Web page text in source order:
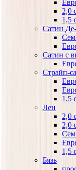
2,0
1,5
Сатин
Сатин с
Страйп-
1,5
Лен
2,0
2,0
1,5
Бязь